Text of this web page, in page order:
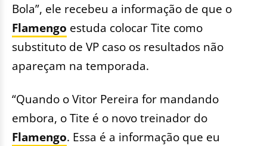
Bola”, ele recebeu a informação de que o
Flamengo estuda colocar Tite como
substituto de VP caso os resultados não
apareçam na temporada.
“Quando o Vitor Pereira for mandando
embora, o Tite é o novo treinador do
Flamengo. Essa é a informação que eu